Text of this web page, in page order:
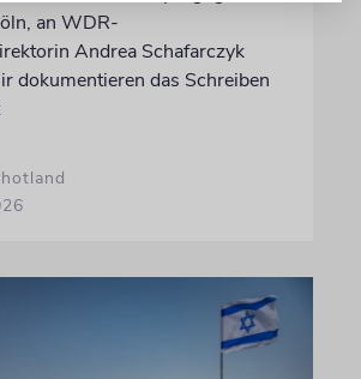
an WDR-
Andrea Schafarczyk
dokumentieren das Schreiben